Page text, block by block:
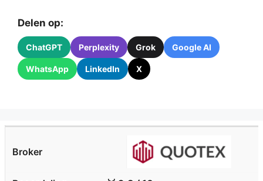
Delen op:
ChatGPT Perplexity Grok Google AI
WhatsApp LinkedIn X